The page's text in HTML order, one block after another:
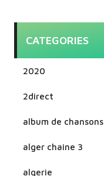
CATEGORIES
2020
2direct
album de chansons
alger chaine 3
algerie